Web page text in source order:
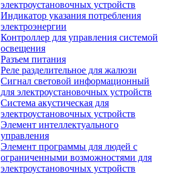
электроустановочных устройств
Индикатор указания потребления
электроэнергии
Контроллер для управления системой
освещения
Разъем питания
Реле разделительное для жалюзи
Сигнал световой информационный
для электроустановочных устройств
Система акустическая для
электроустановочных устройств
Элемент интеллектуального
управления
Элемент программы для людей с
ограниченными возможностями для
электроустановочных устройств